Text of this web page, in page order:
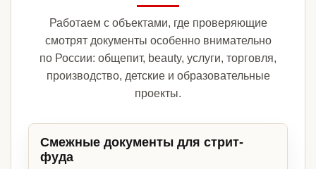
Работаем с объектами, где проверяющие
смотрят документы особенно внимательно
по России: общепит, beauty, услуги, торговля,
производство, детские и образовательные
проекты.
Смежные документы для стрит-
фуда